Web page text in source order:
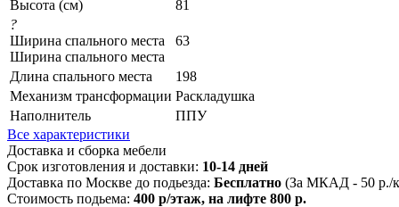
Высота (см)
81
?
Ширина спального места
Ширина спального места
63
Длина спального места
198
Механизм трансформации Раскладушка
Наполнитель
ППУ
Все характеристики
Доставка и сборка мебели
Срок изготовления и доставки: 10-14 дней
Доставка по Москве до подьезда: Бесплатно (За МКАД - 50 р./
Стоимость подьема: 400 р/этаж, на лифте 800 р.